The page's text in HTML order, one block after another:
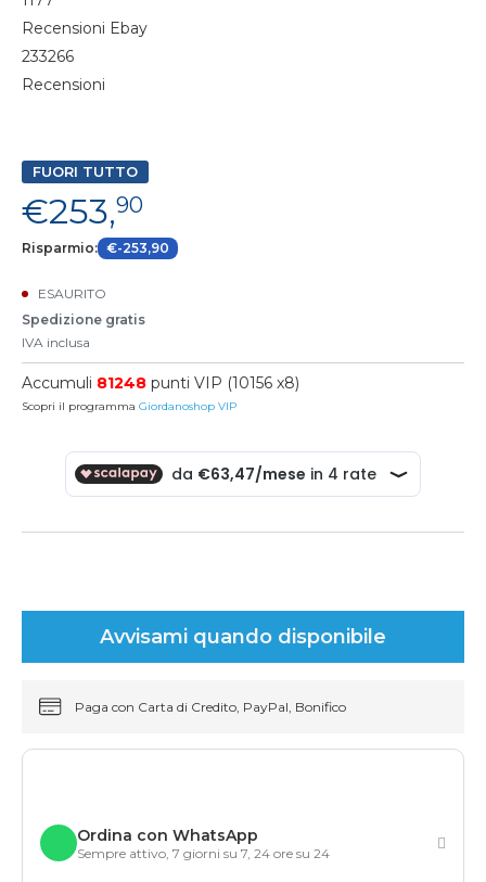
Recensioni Ebay
233266
Recensioni
FUORI TUTTO
€253,90
Risparmio: €-253,90
ESAURITO
Spedizione gratis
IVA inclusa
Accumuli 81248 punti VIP (10156 x8)
Scopri il programma Giordanoshop VIP
Avvisami quando disponibile
Paga con Carta di Credito, PayPal, Bonifico
Ordina con WhatsApp
Sempre attivo, 7 giorni su 7, 24 ore su 24